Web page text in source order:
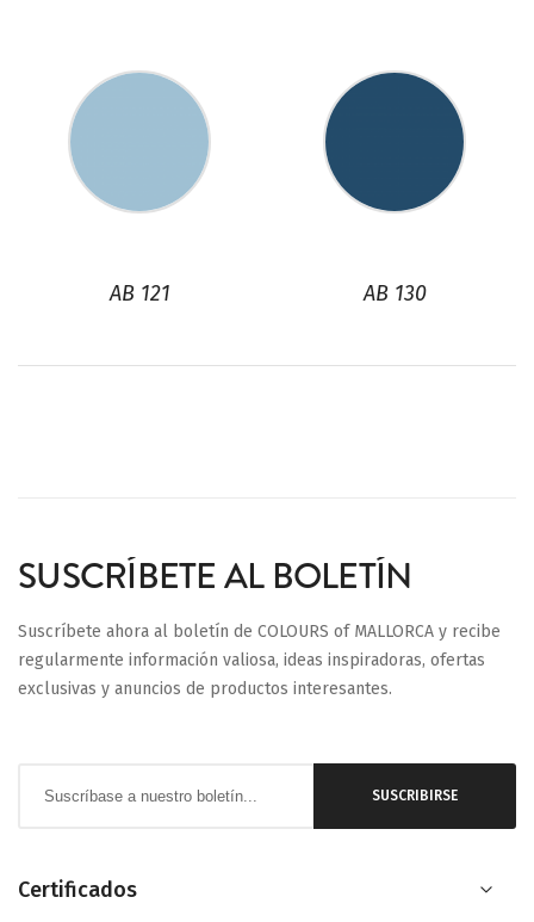
AB 121 AB 130
SUSCRÍBETE AL BOLETÍN
Suscríbete ahora al boletín de COLOURS of MALLORCA y recibe
regularmente información valiosa, ideas inspiradoras, ofertas
exclusivas y anuncios de productos interesantes.
boletín
SUSCRIBIRSE
Certificados